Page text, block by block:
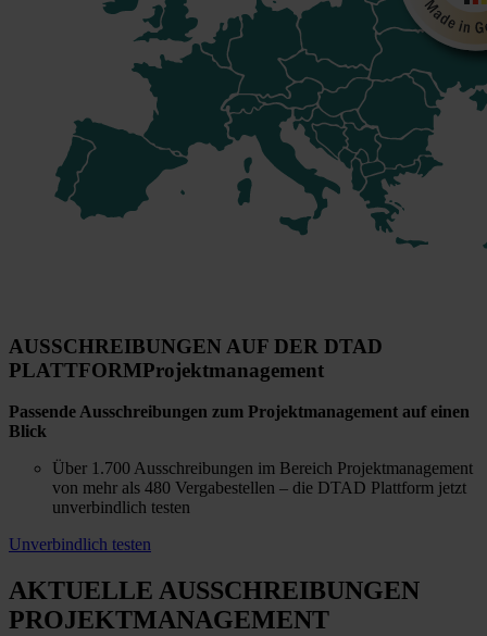
AUSSCHREIBUNGEN AUF DER DTAD
PLATTFORMProjektmanagement
Passende Ausschreibungen zum Projektmanagement auf einen
Blick
Über 1.700 Ausschreibungen im Bereich Projektmanagement
von mehr als 480 Vergabestellen – die DTAD Plattform jetzt
unverbindlich testen
Unverbindlich testen
AKTUELLE AUSSCHREIBUNGEN
PROJEKTMANAGEMENT